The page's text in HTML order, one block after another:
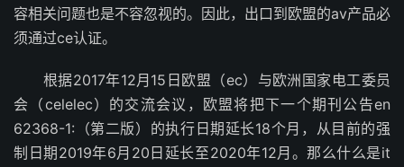
容相关问题也是不容忽视的。因此，出口到欧盟的av产品必
须通过ce认证。
根据2017年12月15日欧盟（ec）与欧洲国家电工委员
会（celelec）的交流会议，欧盟将把下一个期刊公告en
62368-1:（第二版）的执行日期延长18个月，从目前的强
制日期2019年6月20日延长至2020年12月。那么什么是it